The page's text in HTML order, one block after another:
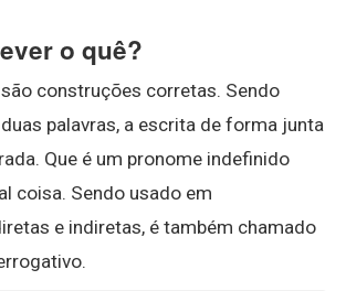
o quê?
construções corretas. Sendo
palavras, a escrita de forma junta
Que é um pronome indefinido
coisa. Sendo usado em
e indiretas, é também chamado